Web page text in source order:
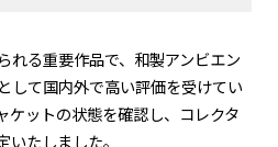
れる重要作品で、和製アンビエン
して国内外で高い評価を受けてい
ケットの状態を確認し、コレクタ
たしました。